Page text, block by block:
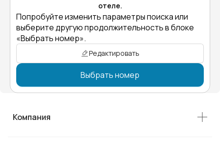
отеле.
Попробуйте изменить параметры поиска или
выберите другую продолжительность в блоке
«Выбрать номер».
Редактировать
Выбрать номер
Компания